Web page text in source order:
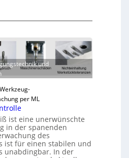
und
per ML
ist eine unerwünschte
in der spanenden
des
ist für einen stabilen und
unabdingbar. In der